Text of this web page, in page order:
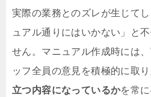
実際の業務とのズレが生じて
ュアル通りにはいかない」と
せん。マニュアル作成時には
ッフ全員の意見を積極的に取り
立つ内容になっているかを常